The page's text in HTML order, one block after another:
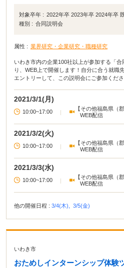
対象卒年 : 2022年卒 2023年卒 2024年卒
種別 : 合同説明会
属性 : 業界研究・企業研究・職種研究
いわき市内の企業100社以上が参加する「
り、WEB上で開催します！自分に合う就職
エントリーして、この説明会にご参加くださ
2021/3/1(月)
10:00~17:00 |
【その他福島県（
WEB配信
2021/3/2(火)
10:00~17:00 |
【その他福島県（
WEB配信
2021/3/3(水)
10:00~17:00 |
【その他福島県（
WEB配信
他の開催日程 : 3/4(木), 3/5(金)
いわき市
おためしインターンシップ体験